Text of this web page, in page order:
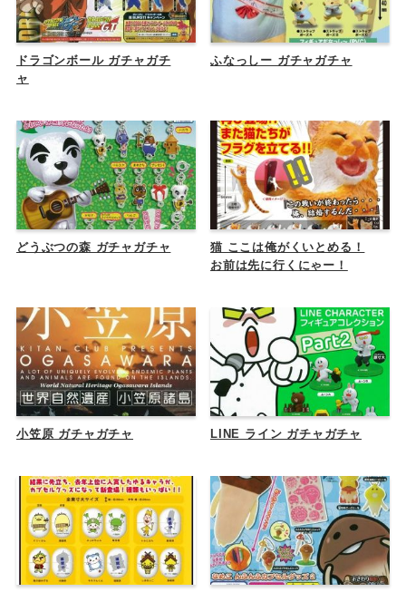
ドラゴンボール ガチャガチ
ャ
ふなっしー ガチャガチャ
どうぶつの森 ガチャガチャ
猫 ここは俺がくいとめる！
お前は先に行くにゃー！
小笠原 ガチャガチャ LINE ライン ガチャガチャ